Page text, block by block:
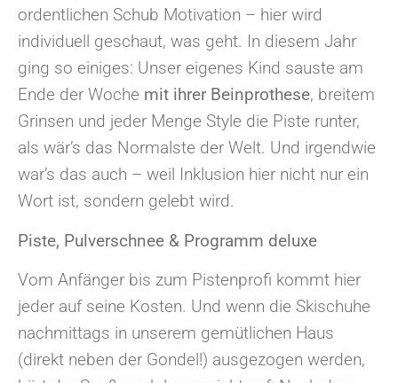
ordentlichen Schub Motivation – hier wird
individuell geschaut, was geht. In diesem Jahr
ging so einiges: Unser eigenes Kind sauste am
Ende der Woche mit ihrer Beinprothese, breitem
Grinsen und jeder Menge Style die Piste runter,
als wär’s das Normalste der Welt. Und irgendwie
war’s das auch – weil Inklusion hier nicht nur ein
Wort ist, sondern gelebt wird.
Piste, Pulverschnee & Programm deluxe
Vom Anfänger bis zum Pistenprofi kommt hier
jeder auf seine Kosten. Und wenn die Skischuhe
nachmittags in unserem gemütlichen Haus
(direkt neben der Gondel!) ausgezogen werden,